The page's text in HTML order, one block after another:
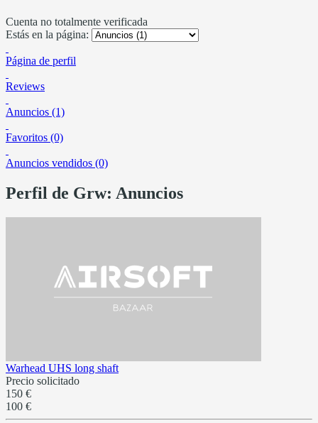
Cuenta no totalmente verificada
Estás en la página:
Página de perfil
Reviews
Anuncios (1)
Favoritos (0)
Anuncios vendidos (0)
Perfil de Grw: Anuncios
Warhead UHS long shaft
Precio solicitado
150 €
100 €